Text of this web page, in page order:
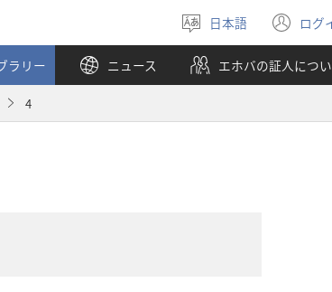
言
語
を
選
日本語 ログ
（新
し
い
タ
で
ラリー ニュース エホバの証人につ
4